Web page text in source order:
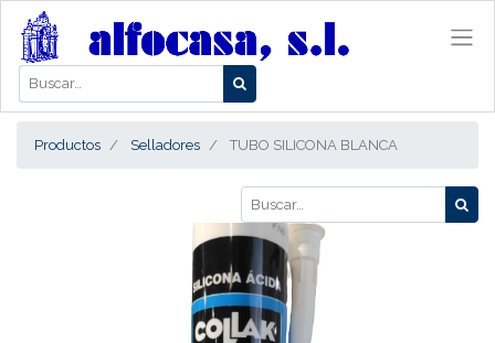
Productos Selladores TUBO SILICONA BLANCA